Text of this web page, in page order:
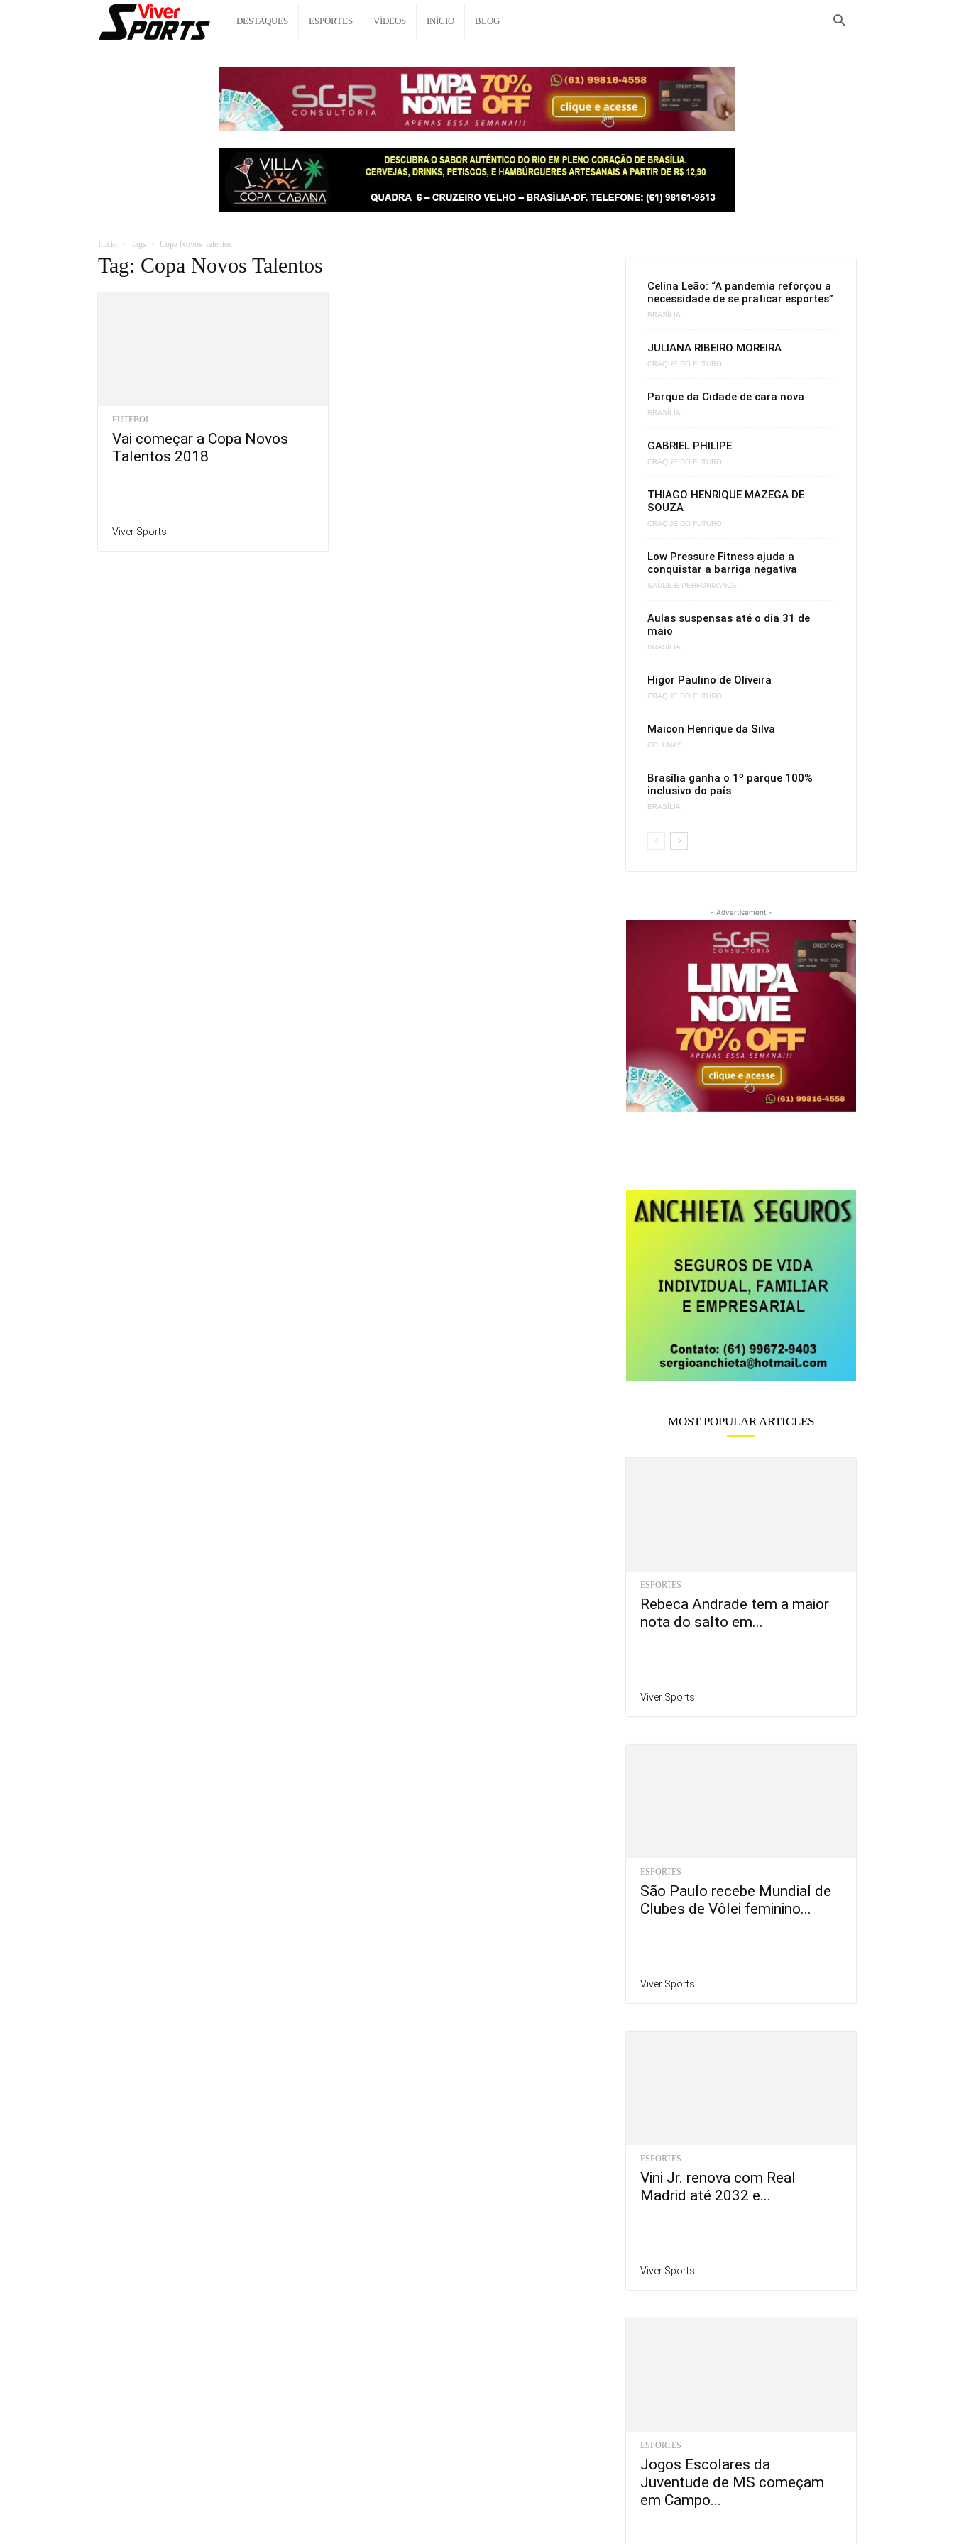
Viver
DESTAQUES ESPORTES VÍDEOS INÍCIO BLOG
Início Tags Copa Novos Talentos
Tag: Copa Novos Talentos
FUTEBOL
Vai começar a Copa Novos
Talentos 2018
Viver Sports
Celina Leão: “A pandemia reforçou a
necessidade de se praticar esportes”
BRASÍLIA
JULIANA RIBEIRO MOREIRA
CRAQUE DO FUTURO
Parque da Cidade de cara nova
BRASÍLIA
GABRIEL PHILIPE
CRAQUE DO FUTURO
THIAGO HENRIQUE MAZEGA DE
SOUZA
CRAQUE DO FUTURO
Low Pressure Fitness ajuda a
conquistar a barriga negativa
SAÚDE E PERFORMANCE
Aulas suspensas até o dia 31 de
maio
BRASÍLIA
Higor Paulino de Oliveira
CRAQUE DO FUTURO
Maicon Henrique da Silva
COLUNAS
Brasília ganha o 1º parque 100%
inclusivo do país
BRASÍLIA
- Advertisement -
MOST POPULAR ARTICLES
ESPORTES
Rebeca Andrade tem a maior
nota do salto em...
Viver Sports
ESPORTES
São Paulo recebe Mundial de
Clubes de Vôlei feminino...
Viver Sports
ESPORTES
Vini Jr. renova com Real
Madrid até 2032 e...
Viver Sports
ESPORTES
Jogos Escolares da
Juventude de MS começam
em Campo...